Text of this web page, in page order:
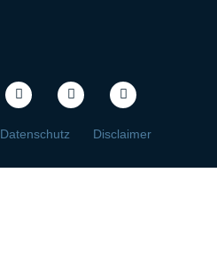
Datenschutz Disclaimer